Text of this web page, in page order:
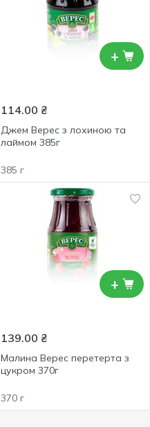
+
114.00 ₴
Джем Верес з лохиною та
лаймом 385г
385 г
+
139.00 ₴
Малина Верес перетерта з
цукром 370г
370 г